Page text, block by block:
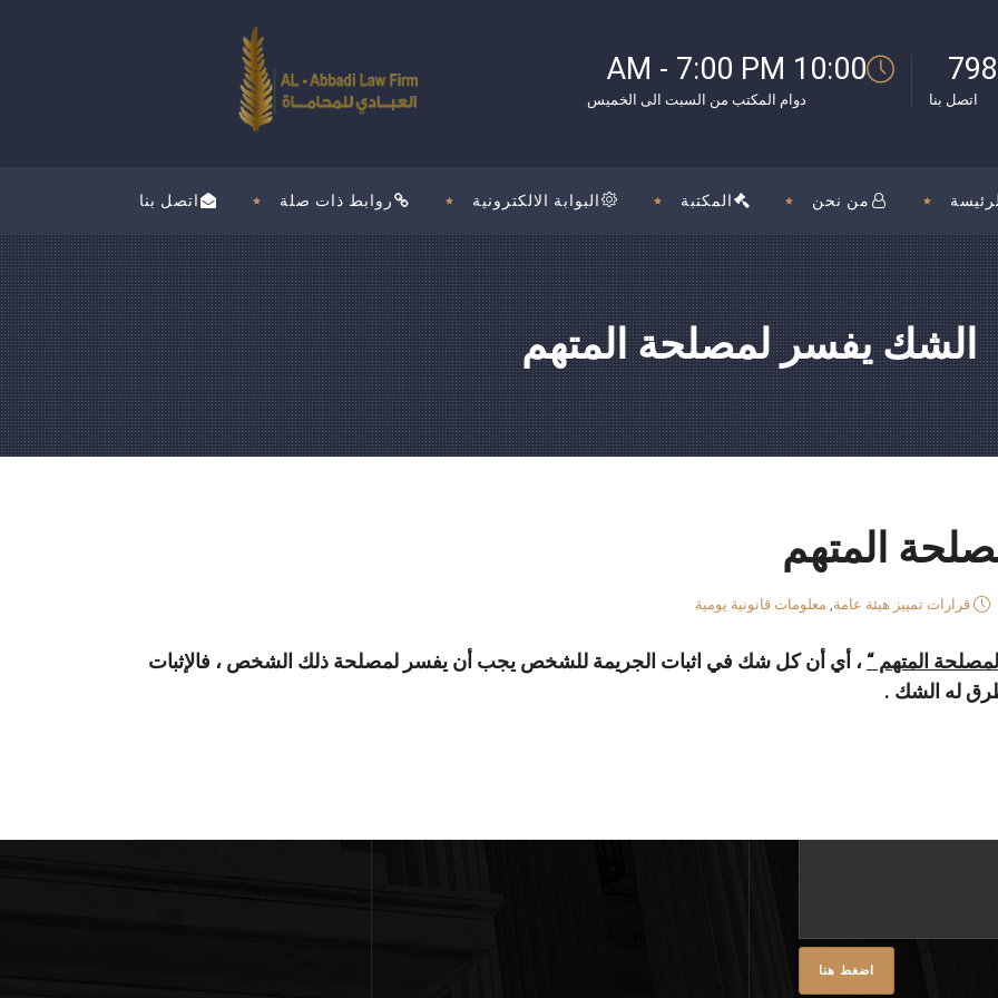
10:00 AM - 7:00 PM
دوام المكتب من السبت الى الخميس اتصل بنا
اتصل بنا روابط ذات صلة البوابة الالكترونية المكتبة من نحن
الشك يفسر لمصلحة المتهم
المتهم
قرارات تمييز هيئة عامة, معلومات قانونية يومية
المتهم “ ، أي أن كل شك في اثبات الجريمة للشخص يجب أن يفسر لمصلحة ذلك الشخص ، فالإثبات
له الشك .